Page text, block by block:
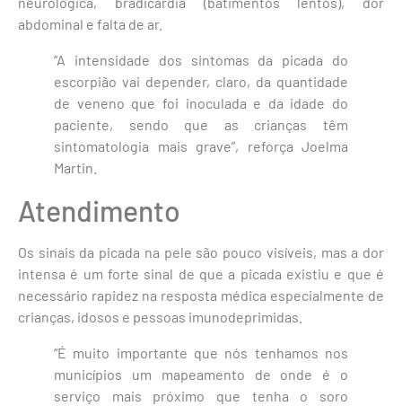
abdominal e falta de ar.
“A intensidade dos sintomas da picada do
escorpião vai depender, claro, da quantidade
de veneno que foi inoculada e da idade do
paciente, sendo que as crianças têm
sintomatologia mais grave”, reforça Joelma
Martin.
Atendimento
Os sinais da picada na pele são pouco visíveis, mas a dor
intensa é um forte sinal de que a picada existiu e que é
necessário rapidez na resposta médica especialmente de
crianças, idosos e pessoas imunodeprimidas.
“É muito importante que nós tenhamos nos
municípios um mapeamento de onde é o
serviço mais próximo que tenha o soro